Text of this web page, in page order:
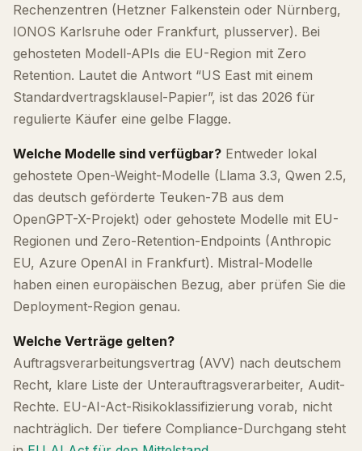
Rechenzentren (Hetzner Falkenstein oder Nürnberg,
IONOS Karlsruhe oder Frankfurt, plusserver). Bei
gehosteten Modell-APIs die EU-Region mit Zero
Retention. Lautet die Antwort “US East mit einem
Standardvertragsklausel-Papier”, ist das 2026 für
regulierte Käufer eine gelbe Flagge.
Welche Modelle sind verfügbar? Entweder lokal
gehostete Open-Weight-Modelle (Llama 3.3, Qwen 2.5,
das deutsch geförderte Teuken-7B aus dem
OpenGPT-X-Projekt) oder gehostete Modelle mit EU-
Regionen und Zero-Retention-Endpoints (Anthropic
EU, Azure OpenAI in Frankfurt). Mistral-Modelle
haben einen europäischen Bezug, aber prüfen Sie die
Deployment-Region genau.
Welche Verträge gelten?
Auftragsverarbeitungsvertrag (AVV) nach deutschem
Recht, klare Liste der Unterauftragsverarbeiter, Audit-
Rechte. EU-AI-Act-Risikoklassifizierung vorab, nicht
nachträglich. Der tiefere Compliance-Durchgang steht